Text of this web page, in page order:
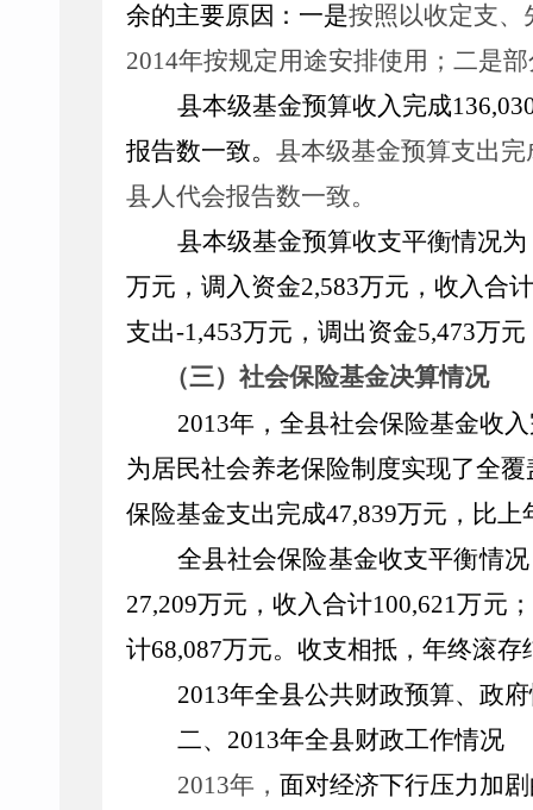
余的主要原因：一是按照以收定支、
2014年按规定用途安排使用；二是
县本级基金预算收入完成136,0
报告数一致。 县本级基金预算支出完
县人代会报告数一致。
县本级基金预算收支平衡情况
万元， 调入资金2,583万元， 收入合计
支出-1,453万元， 调出资金5,473万元
（三） 社会保险基金决算情况
2013年，全县社会保险基金收
为居民社会养老保险制度实现了全覆
保险基金支出完成47,839万元，比上
全县社会保险基金收支平衡情
27,209万元，收入合计100,621万元；
计68,087万元。收支相抵，年终滚存
2013年全县公共财政预算、政
二、 2013年全县财政工作情况
2013年， 面对经济下行压力加